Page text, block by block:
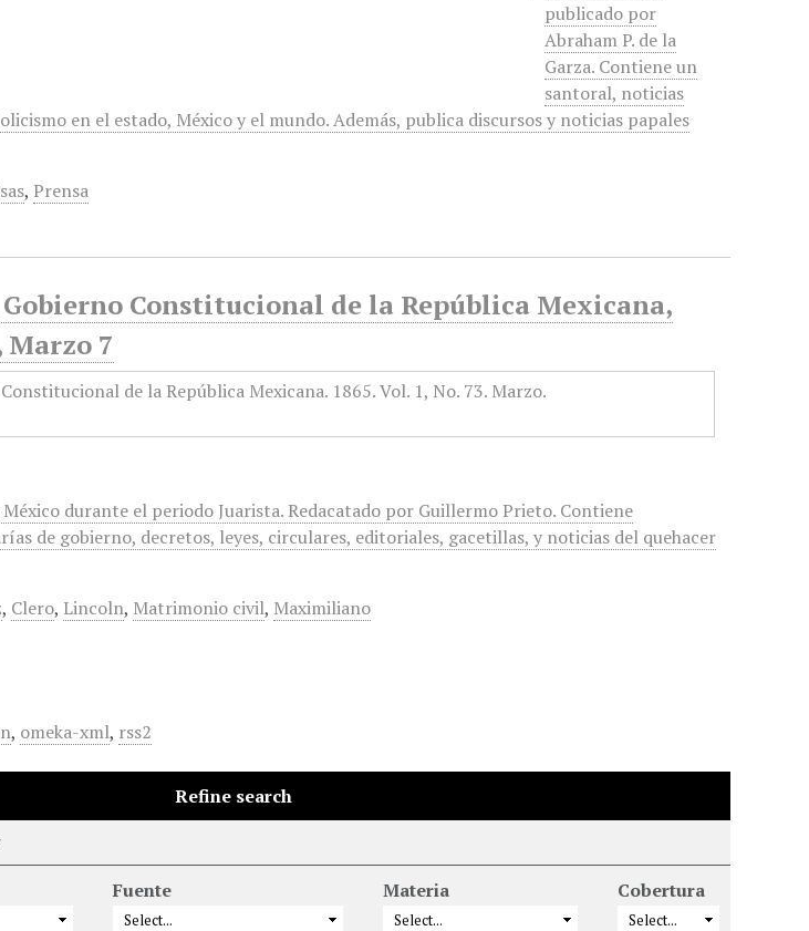
publicado por
Abraham P. de la
Garza. Contiene un
santoral, noticias
en el estado, México y el mundo. Además, publica discursos y noticias papales
, Prensa
Constitucional de la República Mexicana,
Marzo 7
durante el periodo Juarista. Redacatado por Guillermo Prieto. Contiene
de gobierno, decretos, leyes, circulares, editoriales, gacetillas, y noticias del quehacer
, Clero, Lincoln, Matrimonio civil, Maximiliano
, omeka-xml, rss2
Refine search
Fuente Materia Cobertura